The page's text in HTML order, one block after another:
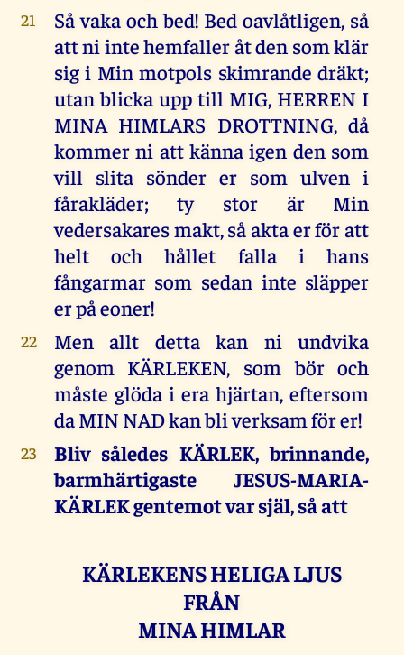
21
Så vaka och bed! Bed oavlåtligen, så
att ni inte hemfaller åt den som klär
sig i Min motpols skimrande dräkt;
utan blicka upp till MIG, HERREN I
MINA HIMLARS DROTTNING, då
kommer ni att känna igen den som
vill slita sönder er som ulven i
fårakläder; ty stor är Min
vedersakares makt, så akta er för att
helt och hållet falla i hans
fångarmar som sedan inte släpper
er på eoner!
22
Men allt detta kan ni undvika
genom KÄRLEKEN, som bör och
måste glöda i era hjärtan, eftersom
da MIN NAD kan bli verksam för er!
23
Bliv således KÄRLEK, brinnande,
barmhärtigaste JESUS-MARIA-
KÄRLEK gentemot var själ, så att
KÄRLEKENS HELIGA LJUS
FRÅN
MINA HIMLAR